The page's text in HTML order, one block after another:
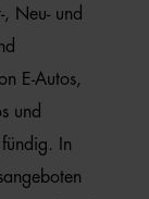
, Neu- und
E-Autos,
und
In